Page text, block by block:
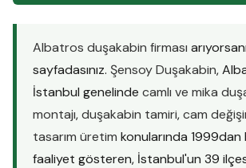
Albatros duşakabin firması
sayfadasınız. Şensoy Duşakabin,
İstanbul genelinde camlı ve mika
montajı,duşakabin tamiri,cam
tasarım üretim konularında
faaliyet gösteren, İstanbul'un 39